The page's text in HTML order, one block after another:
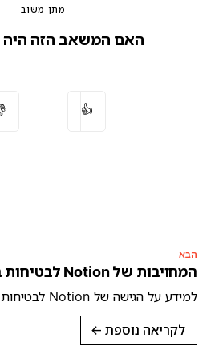
מתן משוב
האם המשאב הזה היה
👍
הבא
המחויבות של Notion לבטיחות בינה מלאכותית
למידע על הגישה של Notion לבטיחות בינה מלאכותית 🛡️
לקריאה נוספת →